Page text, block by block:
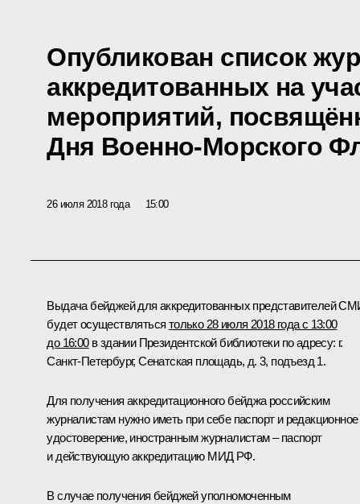
Опубликован список
аккредитованных на
мероприятий,
Дня Военно-Морского
26 июля 2018 года 15:00
Выдача бейджей для аккредитованных представителей
будет осуществляться только 28 июля 2018 года с 13:00
до 16:00 в здании Президентской библиотеки по адресу: г.
Санкт-Петербург, Сенатская площадь, д. 3, подъезд 1.
Для получения аккредитационного бейджа российским
журналистам нужно иметь при себе паспорт и редакционное
удостоверение, иностранным журналистам – паспорт
и действующую аккредитацию МИД РФ.
В случае получения бейджей уполномоченным